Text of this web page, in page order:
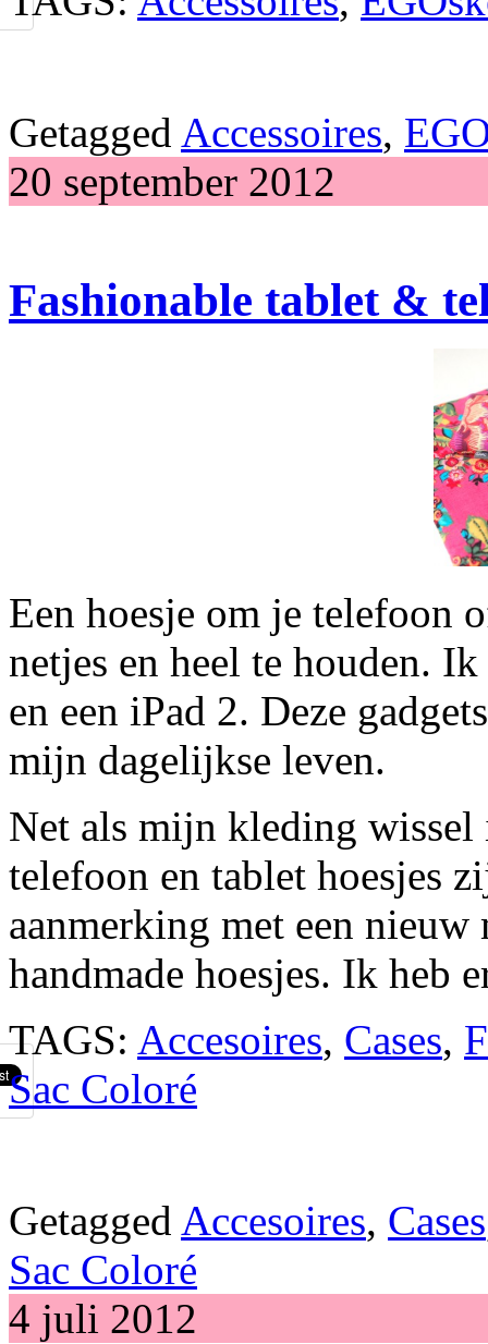
Getagged Accessoires,
20 september 2012
Fashionable tablet &
Een hoesje om je telefoon
netjes en heel te houden.
en een iPad 2. Deze
mijn dagelijkse leven.
Net als mijn kleding wissel
telefoon en tablet hoesjes
aanmerking met een
handmade hoesjes. Ik heb
TAGS: Accesoires, Cases,
Sac Coloré
Getagged Accesoires, Cases
Sac Coloré
4 juli 2012